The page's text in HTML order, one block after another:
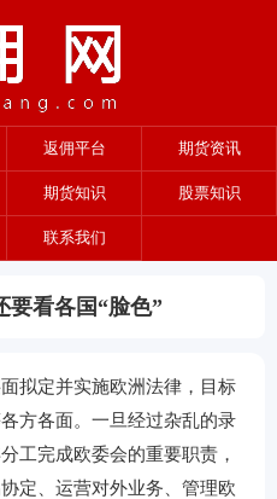
返佣平台 期货资讯
期货知识 股票知识
联系我们
要看各国“脸色”
定并实施欧洲法律，目标
方各面。一旦经过杂乱的录
工完成欧委会的重要职责，
定、运营对外业务、管理欧